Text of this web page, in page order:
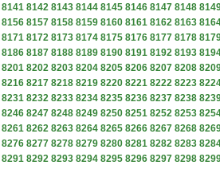
8141 8142 8143 8144 8145 8146 8147 8148
8156 8157 8158 8159 8160 8161 8162 8163
8171 8172 8173 8174 8175 8176 8177 8178
8186 8187 8188 8189 8190 8191 8192 8193
8201 8202 8203 8204 8205 8206 8207 8208
8216 8217 8218 8219 8220 8221 8222 8223
8231 8232 8233 8234 8235 8236 8237 8238
8246 8247 8248 8249 8250 8251 8252 8253
8261 8262 8263 8264 8265 8266 8267 8268
8276 8277 8278 8279 8280 8281 8282 8283
8291 8292 8293 8294 8295 8296 8297 8298